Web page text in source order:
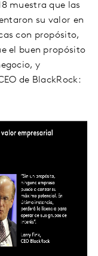
muestra que las
su valor en
con propósito,
el buen propósito
y
de BlackRock: